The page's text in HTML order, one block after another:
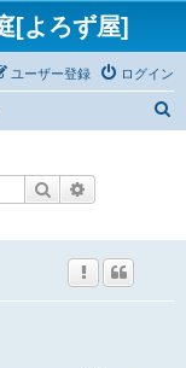
[よろず屋]
ログイン
ユーザー登録
検索